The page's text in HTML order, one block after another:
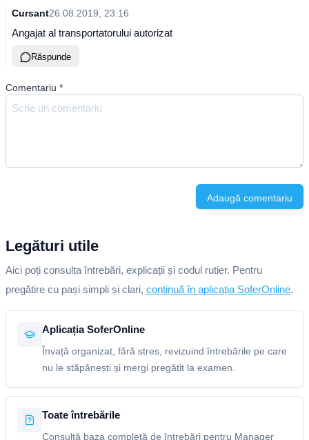
Cursant26.08.2019, 23:16
Angajat al transportatorului autorizat
Răspunde
Comentariu *
Adaugă comentariu
Legături utile
Aici poți consulta întrebări, explicații și codul rutier. Pentru
pregătire cu pași simpli și clari, continuă în aplicația SoferOnline.
Aplicația SoferOnline
Învață organizat, fără stres, revizuind întrebările pe care
nu le stăpânești și mergi pregătit la examen.
Toate întrebările
Consultă baza completă de întrebări pentru Manager